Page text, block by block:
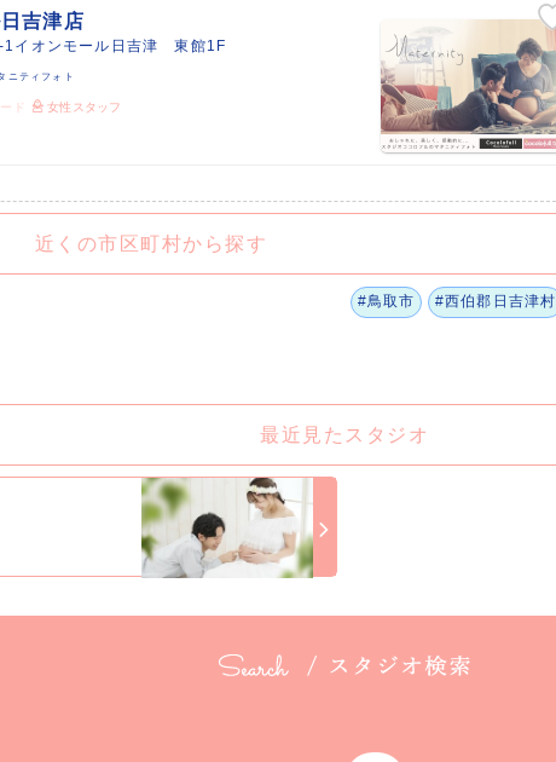
吉津店
1イオンモール日吉津 東館1F
ニティフォト
ド 女性スタッフ
近くの市区町村から探す
#鳥取市 #西伯郡日吉津村
最近見たスタジオ